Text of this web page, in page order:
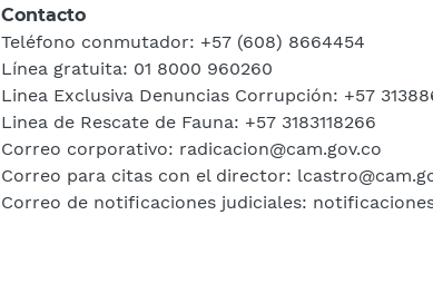
Contacto
Teléfono conmutador: +57 (608) 8664454
Línea gratuita: 01 8000 960260
Linea Exclusiva Denuncias Corrupción: +57
Linea de Rescate de Fauna: +57 3183118266
Correo corporativo: radicacion@cam.gov.co
Correo para citas con el director:
Correo de notificaciones judiciales: